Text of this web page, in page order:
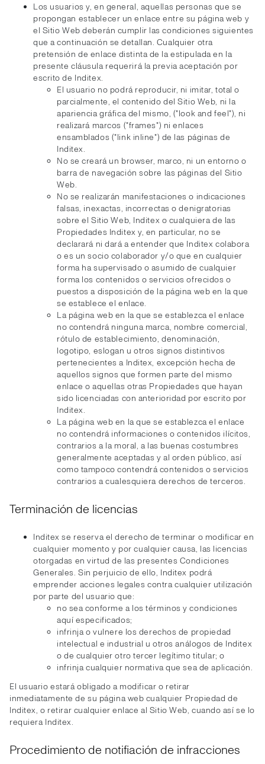
Los usuarios y, en general, aquellas personas que se
propongan establecer un enlace entre su página web y
el Sitio Web deberán cumplir las condiciones siguientes
que a continuación se detallan. Cualquier otra
pretensión de enlace distinta de la estipulada en la
presente cláusula requerirá la previa aceptación por
escrito de Inditex.
El usuario no podrá reproducir, ni imitar, total o
parcialmente, el contenido del Sitio Web, ni la
apariencia gráfica del mismo, ("look and feel"), ni
realizará marcos ("frames") ni enlaces
ensamblados ("link inline") de las páginas de
Inditex.
No se creará un browser, marco, ni un entorno o
barra de navegación sobre las páginas del Sitio
Web.
No se realizarán manifestaciones o indicaciones
falsas, inexactas, incorrectas o denigratorias
sobre el Sitio Web, Inditex o cualquiera de las
Propiedades Inditex y, en particular, no se
declarará ni dará a entender que Inditex colabora
o es un socio colaborador y/o que en cualquier
forma ha supervisado o asumido de cualquier
forma los contenidos o servicios ofrecidos o
puestos a disposición de la página web en la que
se establece el enlace.
La página web en la que se establezca el enlace
no contendrá ninguna marca, nombre comercial,
rótulo de establecimiento, denominación,
logotipo, eslogan u otros signos distintivos
pertenecientes a Inditex, excepción hecha de
aquellos signos que formen parte del mismo
enlace o aquellas otras Propiedades que hayan
sido licenciadas con anterioridad por escrito por
Inditex.
La página web en la que se establezca el enlace
no contendrá informaciones o contenidos ilícitos,
contrarios a la moral, a las buenas costumbres
generalmente aceptadas y al orden público, así
como tampoco contendrá contenidos o servicios
contrarios a cualesquiera derechos de terceros.
Terminación de licencias
Inditex se reserva el derecho de terminar o modificar en
cualquier momento y por cualquier causa, las licencias
otorgadas en virtud de las presentes Condiciones
Generales. Sin perjuicio de ello, Inditex podrá
emprender acciones legales contra cualquier utilización
por parte del usuario que:
no sea conforme a los términos y condiciones
aquí especificados;
infrinja o vulnere los derechos de propiedad
intelectual e industrial u otros análogos de Inditex
o de cualquier otro tercer legítimo titular; o
infrinja cualquier normativa que sea de aplicación.
El usuario estará obligado a modificar o retirar
inmediatamente de su página web cualquier Propiedad de
Inditex, o retirar cualquier enlace al Sitio Web, cuando así se lo
requiera Inditex.
Procedimiento de notifiación de infracciones